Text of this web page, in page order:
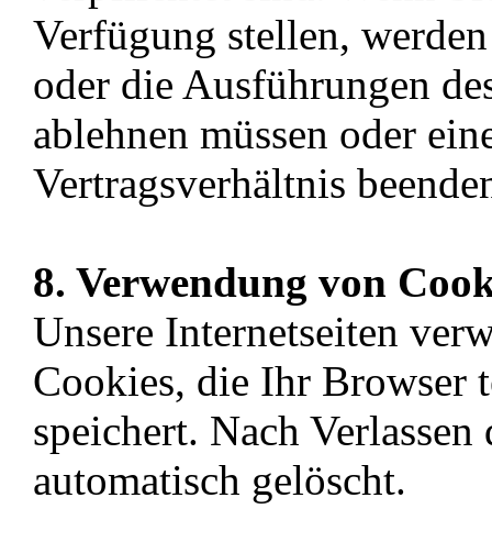
Verfügung stellen,
oder die Ausführungen
ablehnen müssen oder
Vertragsverhältnis
8. Verwendung von
Unsere Internetseiten
Cookies, die Ihr Browser
speichert. Nach
automatisch gelöscht.